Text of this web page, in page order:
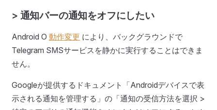
> 通知バーの通知をオフにしたい
Android O 動作変更 により、バックグラウンドで
Telegram SMSサービスを静かに実行することはできま
せん。
Googleが提供するドキュメント「Androidデバイスで表
示される通知を管理する」の「通知の受信方法を選択 >